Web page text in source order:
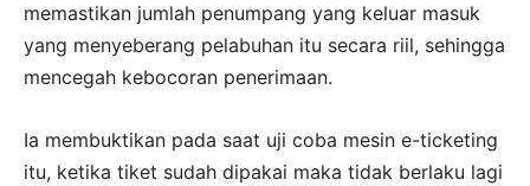
memastikan jumlah penumpang yang keluar masuk
yang menyeberang pelabuhan itu secara riil, sehingga
mencegah kebocoran penerimaan.
Ia membuktikan pada saat uji coba mesin e-ticketing
itu, ketika tiket sudah dipakai maka tidak berlaku lagi